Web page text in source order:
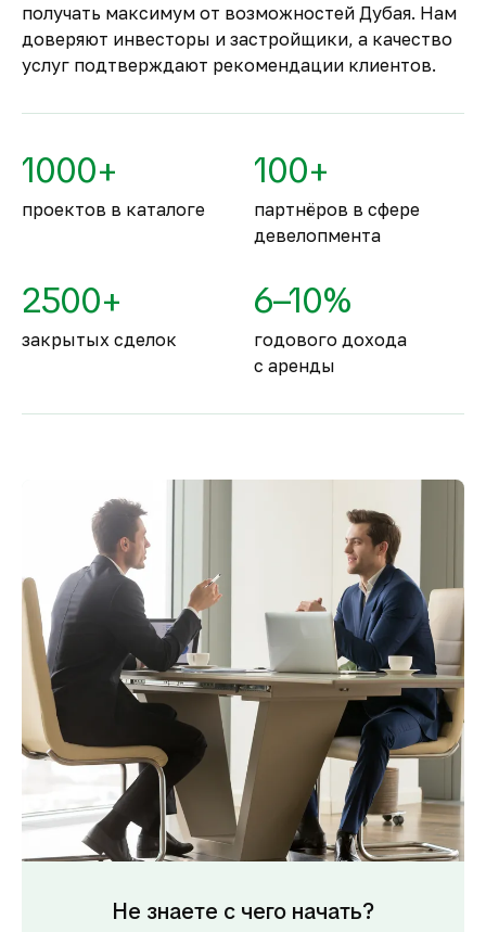
Комфортное и
безопасное место для
жизни
По уровню безопасности жизни
занимают второе место в мире.
получать максимум от возможностей Дубая. Нам
доверяют инвесторы и застройщики, а качество
услуг подтверждают рекомендации клиентов.
1000+
проектов в каталоге
100+
партнёров в сфере
девелопмента
2500+
закрытых сделок
6–10%
годового дохода
с аренды
Не знаете с чего начать?